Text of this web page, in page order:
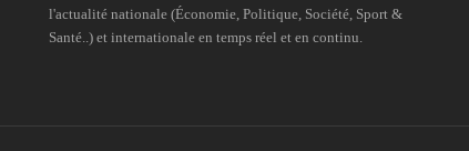
l'actualité nationale (Économie, Politique, Société, Sport &
Santé..) et internationale en temps réel et en continu.